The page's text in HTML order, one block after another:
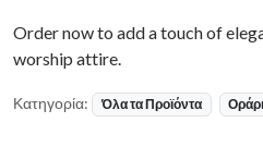
Order now to add a touch of
worship attire.
Κατηγορία: Όλα τα Προϊόντα